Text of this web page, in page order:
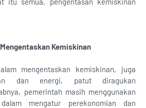
Kemiskinan
mengentaskan kemiskinan, juga
dan energi, patut diragukan
pemerintah masih menggunakan
mengatur perekonomian dan